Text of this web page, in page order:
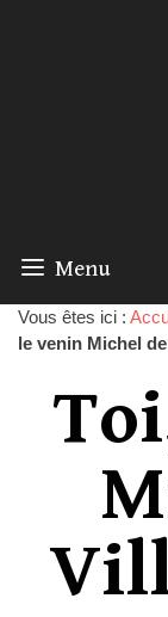
Menu
Vous êtes ici :
le venin Michel